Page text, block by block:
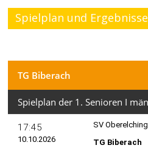
Spielplan und Ergebnisse